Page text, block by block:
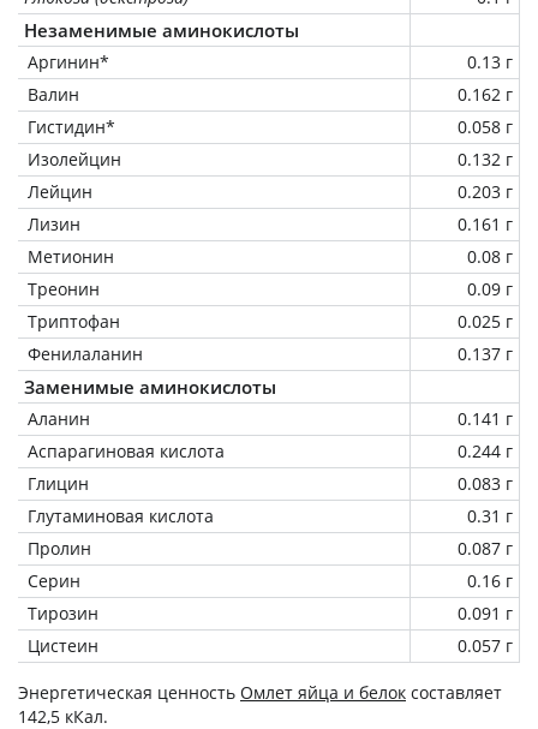
Незаменимые аминокислоты
Аргинин*
0.13 г
Валин
0.162 г
Гистидин*
0.058 г
Изолейцин
0.132 г
Лейцин
0.203 г
Лизин
0.161 г
Метионин
0.08 г
Треонин
0.09 г
Триптофан
0.025 г
Фенилаланин
0.137 г
Заменимые аминокислоты
Аланин
0.141 г
Аспарагиновая кислота
0.244 г
Глицин
0.083 г
Глутаминовая кислота
0.31 г
Пролин
0.087 г
Серин
0.16 г
Тирозин
0.091 г
Цистеин
0.057 г
Энергетическая ценность Омлет яйца и белок составляет
142,5 кКал.